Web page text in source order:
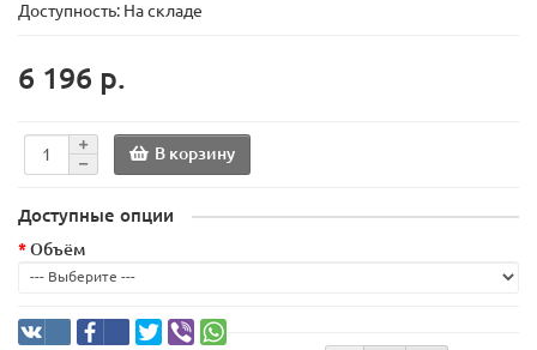
Доступность: На складе
6 196 р.
В корзину
Доступные опции
Объём